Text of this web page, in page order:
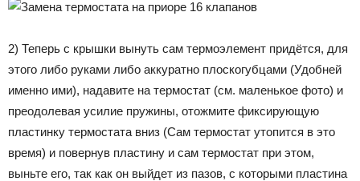
2) Теперь с крышки вынуть сам термоэлемент придётся, для
этого либо руками либо аккуратно плоскогубцами (Удобней
именно ими), надавите на термостат (см. маленькое фото) и
преодолевая усилие пружины, отожмите фиксирующую
пластинку термостата вниз (Сам термостат утопится в это
время) и повернув пластину и сам термостат при этом,
выньте его, так как он выйдет из пазов, с которыми пластина